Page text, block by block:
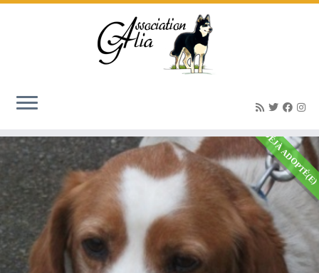
Epagneul Breton
DÉJÀ ADOPTÉ(E)